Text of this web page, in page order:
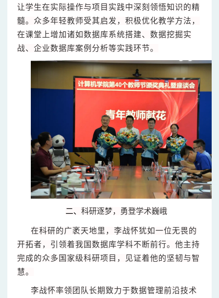
让学生在实际操作与项目实践中深刻领悟知识的精
髓。众多年轻教师受其启发，积极优化教学方法，
在课堂上增加诸如数据库系统搭建、数据挖掘实
战、企业数据库案例分析等实践环节。
二、 科研逐梦，勇登学术巍峨
在科研的广袤天地里，李战怀犹如一位无畏的
开拓者，引领着我国数据库学科不断前行。他主持
完成的众多国家级科研项目，见证着他的坚韧与智
慧。
李战怀率领团队长期致力于数据管理前沿技术